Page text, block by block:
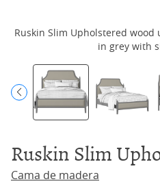
Ruskin Slim Upholstered
in grey with
Ruskin Slim
Cama de madera